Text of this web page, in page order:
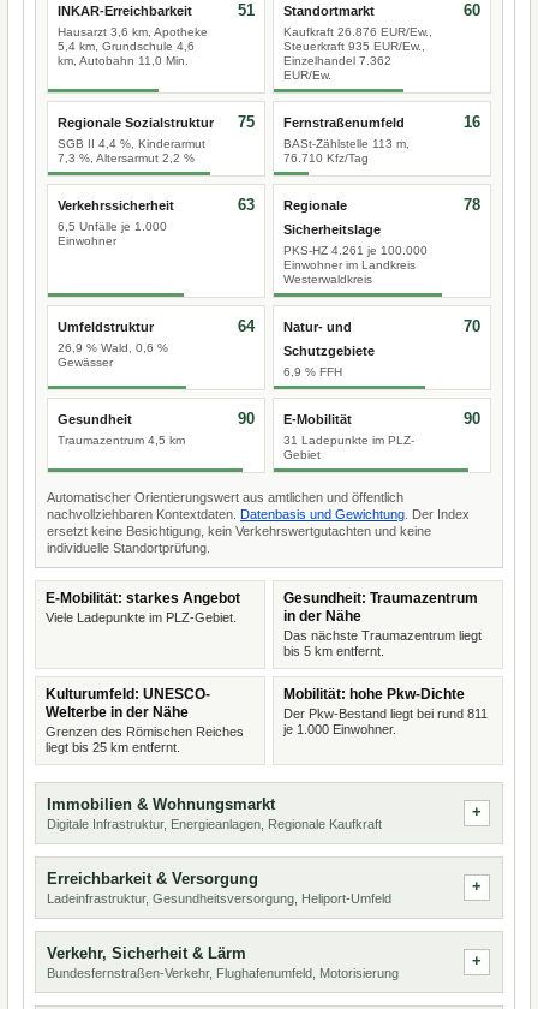
INKAR-Erreichbarkeit
Hausarzt 3,6 km, Apotheke
5,4 km, Grundschule 4,6
km, Autobahn 11,0 Min.
51 Standortmarkt
Kaufkraft 26.876 EUR/Ew.,
Steuerkraft 935 EUR/Ew.,
Einzelhandel 7.362
EUR/Ew.
60
Regionale Sozialstruktur
SGB II 4,4 %, Kinderarmut
7,3 %, Altersarmut 2,2 %
75 Fernstraßenumfeld
BASt-Zählstelle 113 m,
76.710 Kfz/Tag
16
Verkehrssicherheit
6,5 Unfälle je 1.000
Einwohner
63
Regionale
Sicherheitslage
PKS-HZ 4.261 je 100.000
Einwohner im Landkreis
Westerwaldkreis
78
Umfeldstruktur
26,9 % Wald, 0,6 %
Gewässer
64
Natur- und
Schutzgebiete
6,9 % FFH
70
Gesundheit
Traumazentrum 4,5 km
90 E-Mobilität
31 Ladepunkte im PLZ-
Gebiet
90
Automatischer Orientierungswert aus amtlichen und öffentlich
nachvollziehbaren Kontextdaten. Datenbasis und Gewichtung . Der Index
ersetzt keine Besichtigung, kein Verkehrswertgutachten und keine
individuelle Standortprüfung.
E-Mobilität: starkes Angebot
Viele Ladepunkte im PLZ-Gebiet.
Gesundheit: Traumazentrum
in der Nähe
Das nächste Traumazentrum liegt
bis 5 km entfernt.
Kulturumfeld: UNESCO-
Welterbe in der Nähe
Grenzen des Römischen Reiches
liegt bis 25 km entfernt.
Mobilität: hohe Pkw-Dichte
Der Pkw-Bestand liegt bei rund 811
je 1.000 Einwohner.
Immobilien & Wohnungsmarkt
Digitale Infrastruktur, Energieanlagen, Regionale Kaufkraft
Erreichbarkeit & Versorgung
Ladeinfrastruktur, Gesundheitsversorgung, Heliport-Umfeld
Verkehr, Sicherheit & Lärm
Bundesfernstraßen-Verkehr, Flughafenumfeld, Motorisierung